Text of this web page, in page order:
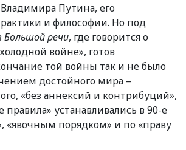
Путина, его
и философии. Но под
Большой речи, где говорится о
войне», готов
той войны так и не было
достойного мира –
«без аннексий и контрибуций»,
правила» устанавливались в 90-е
«явочным порядком» и по «праву